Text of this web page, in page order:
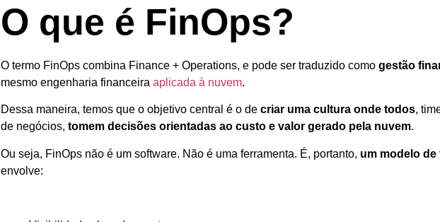
O que é FinOps?
O termo FinOps combina Finance + Operations, e pode ser traduzido como gestão
mesmo engenharia financeira aplicada à nuvem.
Dessa maneira, temos que o objetivo central é o de criar uma cultura onde todos,
de negócios, tomem decisões orientadas ao custo e valor gerado pela nuvem.
Ou seja, FinOps não é um software. Não é uma ferramenta. É, portanto, um modelo
envolve: